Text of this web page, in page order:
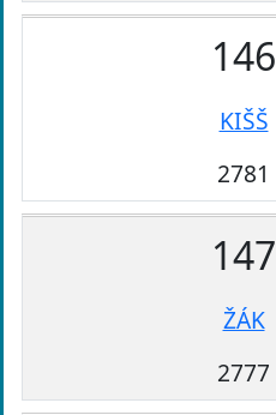
146
KIŠŠ
2781
147
ŽÁK
2777